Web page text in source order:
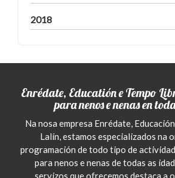
2018
Enrédate, Educatión e Tempo
para nenos e nenas en
Na nosa empresa Enrédate,
Lalín, estamos especializados na
programación de todo tipo de
para nenos e nenas de todas as
servizos que ofrecemos destaca a